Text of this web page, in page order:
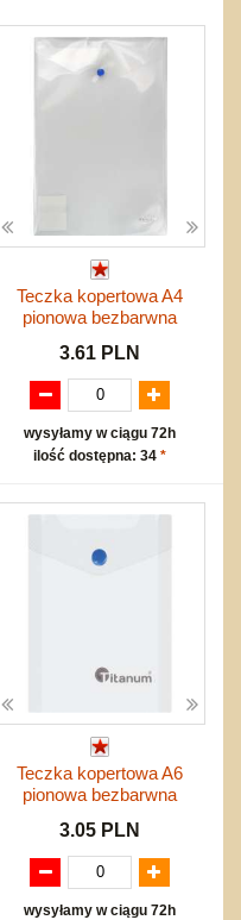
Teczka kopertowa A4
pionowa bezbarwna
3.61 PLN
wysyłamy w ciągu 72h
ilość dostępna: 34 *
Teczka kopertowa A6
pionowa bezbarwna
3.05 PLN
wysyłamy w ciągu 72h